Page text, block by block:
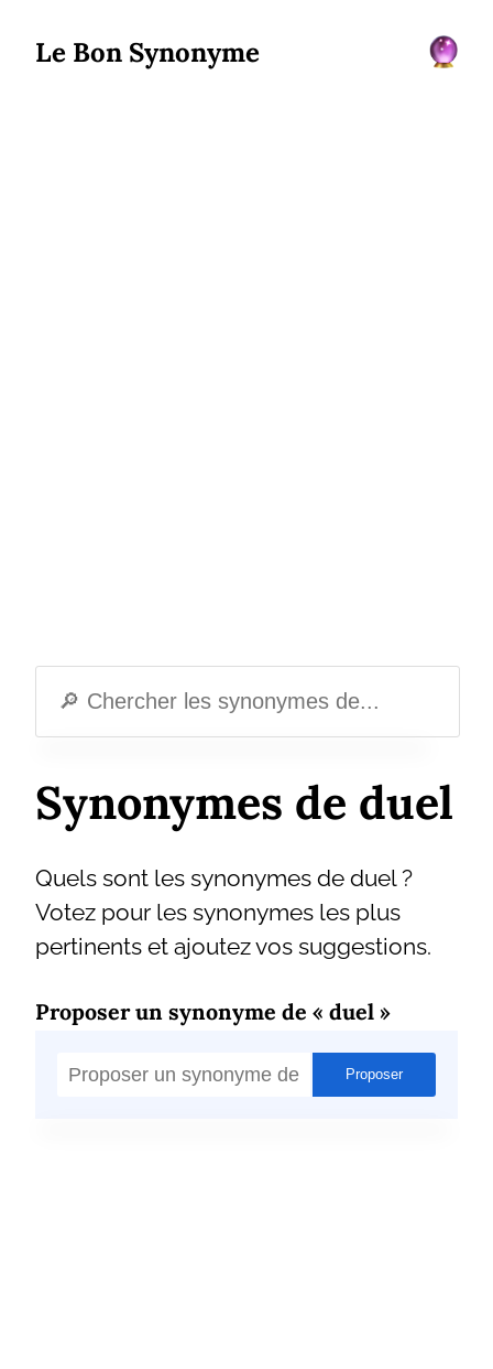
Le Bon Synonyme
Synonymes de duel
Quels sont les synonymes de duel ?
Votez pour les synonymes les plus
pertinents et ajoutez vos suggestions.
Proposer un synonyme de « duel »